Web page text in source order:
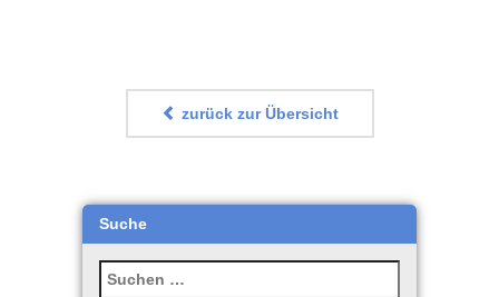
zurück zur Übersicht
Suche